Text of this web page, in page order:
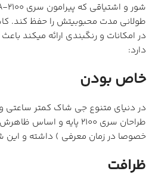
در امکانات و رنگبندی ارائه میکند
دارد:
خاص بودن
خصوصا در زمان معرفی ) داشته و این
ظرافت